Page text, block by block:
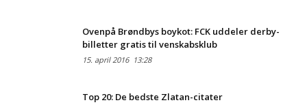
Ovenpå Brøndbys boykot: FCK uddeler derby-
billetter gratis til venskabsklub
15. april 201613:28
Top 20: De bedste Zlatan-citater